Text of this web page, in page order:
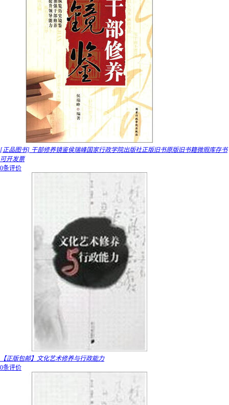
[正品图书] 干部修养镜鉴侯瑞峰国家行政学院出版社正版旧书原版旧书籍微瑕库存书
可开发票
0条评价
【正版包邮】文化艺术修养与行政能力
0条评价